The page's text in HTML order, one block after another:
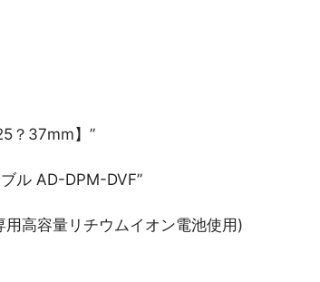
？37mm】”
ル AD-DPM-DVF”
高容量リチウムイオン電池使用)